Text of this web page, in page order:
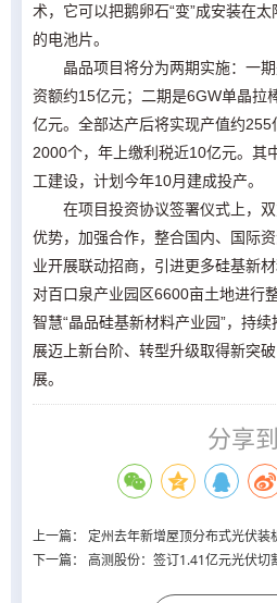
术，它可以把鹅卵石“变”成安装在
的电池片。
晶品项目将分为两期实施：一
资额约15亿元；二期是6GW单晶拉
亿元。全部达产后将实现产值约
2000个，年上缴利税近10亿元。其
工建设，计划今年10月建成投产。
在项目投资协议签署仪式上，
优势，加强合作，整合国内、国际
业开展联动招商，引进更多硅基新
对百口泉产业园区6600亩土地进行
智慧“晶品硅基新材料产业园”，持
展迈上新台阶、转型升级取得新突
展。
分享到
上一篇： 定州去年新增屋顶分布式光伏装
下一篇： 高测股份：签订1.41亿元光伏切